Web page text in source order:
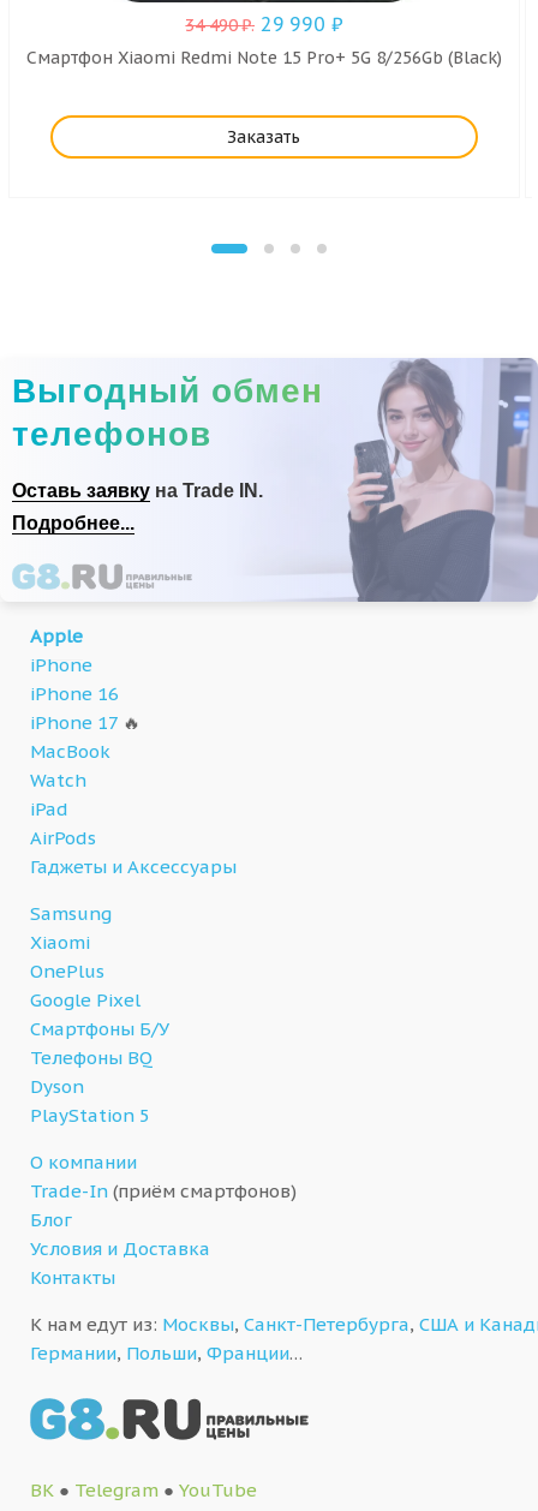
34 490₽. 29 990 ₽
Смартфон Xiaomi Redmi Note 15 Pro+ 5G 8/256Gb (Black)
Заказать
Выгодный обмен
телефонов
Оставь заявку на Trade IN.
Подробнее...
Apple
iPhone
iPhone 16
iPhone 17 🔥
MacBook
Watch
iPad
AirPods
Гаджеты и Аксессуары
Samsung
Xiaomi
OnePlus
Google Pixel
Смартфоны Б/У
Телефоны BQ
Dyson
PlayStation 5
О компании
Trade-In (приём смартфонов)
Блог
Условия и Доставка
Контакты
К нам едут из: Москвы, Санкт-Петербурга, США и
Германии, Польши, Франции…
ВК ● Telegram ● YouTube